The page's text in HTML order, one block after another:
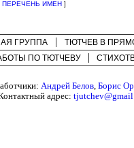
ПЕРЕЧЕНЬ ИМЕН ]
ГРУППА ТЮТЧЕВ В
ПО ТЮТЧЕВУ
Андрей Белов, Борис
адрес: